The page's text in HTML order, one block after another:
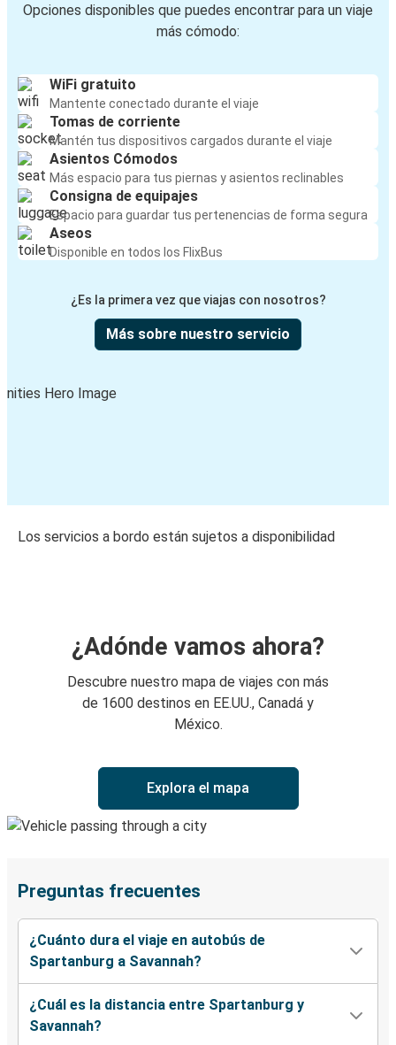
Opciones disponibles que puedes encontrar para un viaje
más cómodo:
WiFi gratuito
Mantente conectado durante el viaje
Tomas de corriente
Mantén tus dispositivos cargados durante el viaje
Asientos Cómodos
Más espacio para tus piernas y asientos reclinables
Consigna de equipajes
Espacio para guardar tus pertenencias de forma segura
Aseos
Disponible en todos los FlixBus
¿Es la primera vez que viajas con nosotros?
Más sobre nuestro servicio
Los servicios a bordo están sujetos a disponibilidad
¿Adónde vamos ahora?
Descubre nuestro mapa de viajes con más
de 1600 destinos en EE.UU., Canadá y
México.
Explora el mapa
Preguntas frecuentes
¿Cuánto dura el viaje en autobús de
Spartanburg a Savannah?
¿Cuál es la distancia entre Spartanburg y
Savannah?